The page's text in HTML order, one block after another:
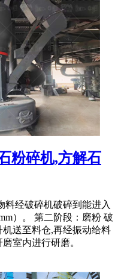
粉碎机,方解石
料经破碎机破碎到能进入
）。 第二阶段：磨粉 破
送至料仓,再经振动给料
室内进行研磨。